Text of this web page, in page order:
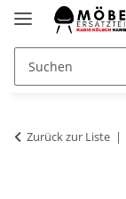
Zurück zur Liste